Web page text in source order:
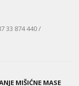
33 874 440 /
MIŠIĆNE MASE